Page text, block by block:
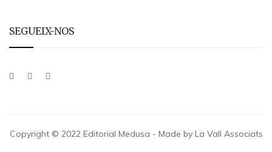
SEGUEIX-NOS
Copyright © 2022 Editorial Medusa - Made by La Vall Associats